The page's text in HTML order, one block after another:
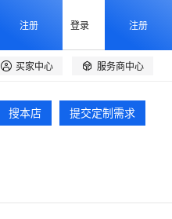
注册 登录 注册
 买家中心  服务商中心
搜本店 提交定制需求